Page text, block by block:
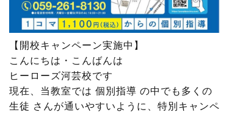
【開校キャンペーン実施中】
こんにちは・こんばんは
ヒーローズ河芸校です️
現在、当教室では 個別指導 の中でも多くの
生徒 さんが通いやすいように、特別キャンペ